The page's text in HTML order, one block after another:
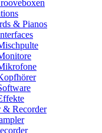
& Pianos
& Recorder